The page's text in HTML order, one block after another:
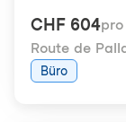
CHF 604
Route de
Büro